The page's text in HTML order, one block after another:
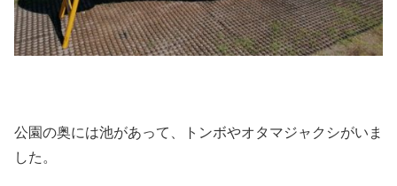
公園の奥には池があって、トンボやオタマジャクシがいま
した。